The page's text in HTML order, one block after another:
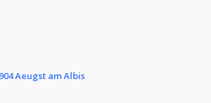
Aeugst am Albis